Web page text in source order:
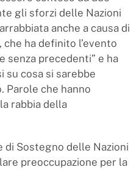
gli sforzi delle Nazioni
anche a causa di
che ha definito l’evento
senza precedenti” e ha
su cosa si sarebbe
Parole che hanno
rabbia della
Sostegno delle Nazioni
preoccupazione per la